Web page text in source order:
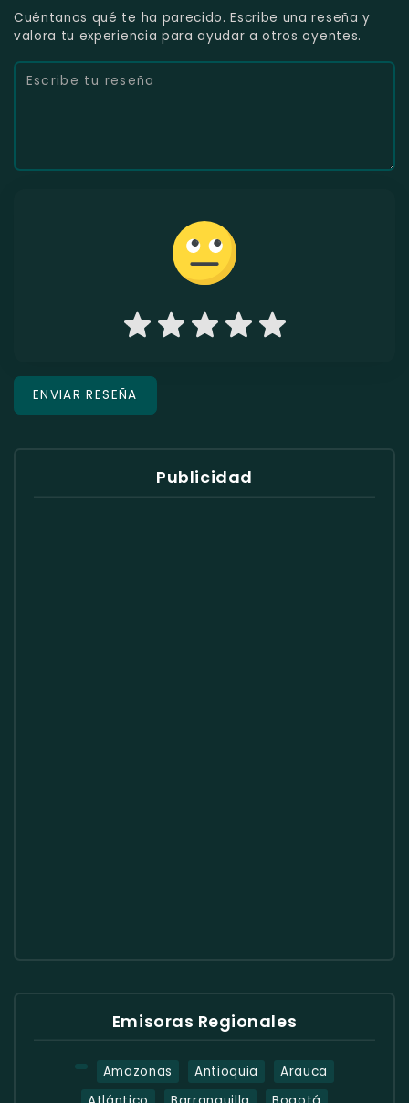
Cuéntanos qué te ha parecido. Escribe una reseña y
valora tu experiencia para ayudar a otros oyentes.
Publicidad
Emisoras Regionales
Amazonas Antioquia
Arauca